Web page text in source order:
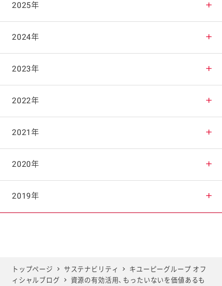
2025年
2025年12月
2025年11月
2025年10月
2025年9月
2025年8月
2025年7月
2024年
2024年12月
2024年11月
2024年10月
2024年9月
2024年8月
2023年
2023年12月
2023年11月
2023年10月
2023年9月
2022年
2022年12月
2022年11月
2022年10月
2021年
2021年12月
2021年11月
2020年
2020年12月
2019年
トップページ サステナビリティ
キユーピーグループ オフ
ィシャルブログ
資源の有効活用、もったいないを価値あるも